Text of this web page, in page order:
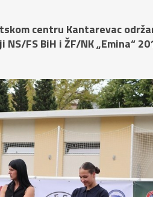
centru Kantarevac
FS BiH i ŽF/NK „Emina“